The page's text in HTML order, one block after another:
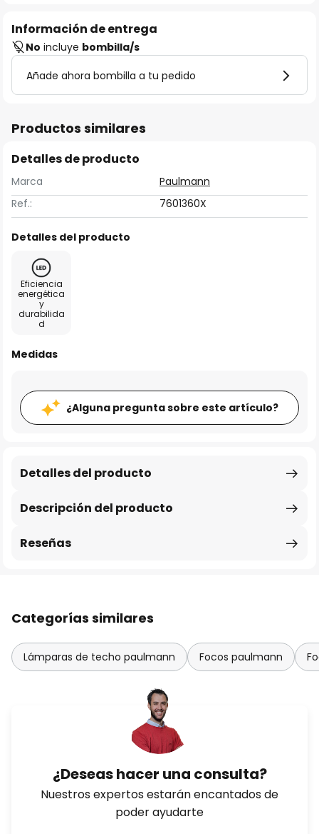
Información de entrega
No incluye bombilla/s
Añade ahora bombilla a tu pedido
Productos similares
Detalles de producto
Marca
Paulmann
Ref.:
7601360X
Detalles del producto
Eficiencia
energética
y
durabilida
d
Medidas
¿Alguna pregunta sobre este artículo?
Descripción del producto
Detalles del producto
Reseñas
Categorías similares
Lámparas de techo paulmann Focos paulmann
¿Deseas hacer una consulta?
Nuestros expertos estarán encantados de
poder ayudarte